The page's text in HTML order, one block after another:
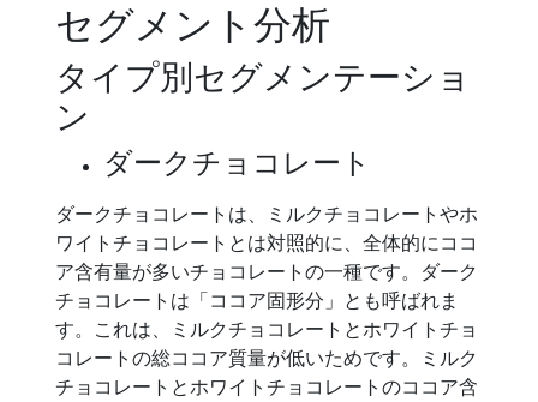
セグメント分析
タイプ別セグメンテーショ
ン
ダークチョコレート
ダークチョコレートは、ミルクチョコレートやホ
ワイトチョコレートとは対照的に、全体的にココ
ア含有量が多いチョコレートの一種です。ダーク
チョコレートは「ココア固形分」とも呼ばれま
す。これは、ミルクチョコレートとホワイトチョ
コレートの総ココア質量が低いためです。ミルク
チョコレートとホワイトチョコレートのココア含